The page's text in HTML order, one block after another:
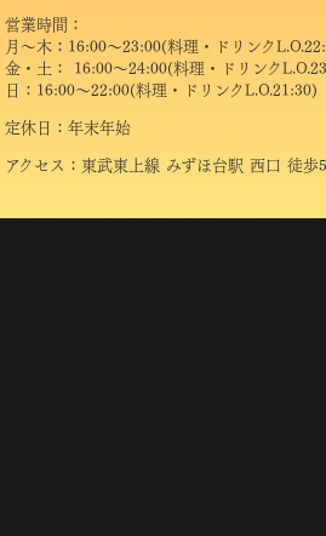
営業時間：
月～木：16:00～23:00(料理・ドリンク
金・土： 16:00～24:00(料理・ドリンク
日：16:00～22:00(料理・ドリンクL.O.21:30)
定休日：年末年始
アクセス：東武東上線 みずほ台駅 西口 徒歩